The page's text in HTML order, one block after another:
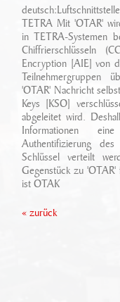
Ansprechpartner
Stellenangebote
Referenzen
Geschichte
Standort/ Anfahrt
Leistungen
Zubehör
Technikarchiv
Wichtige Links
TETRA Mit 'OTAR'
in TETRA-Systemen
Chiffrierschlüsseln
Encryption [AIE] von
Teilnehmergruppen
'OTAR' Nachricht
Keys [KSO]
abgeleitet wird.
Informationen
Authentifizierung
Schlüssel verteilt
Gegenstück zu
ist OTAK
« zurück